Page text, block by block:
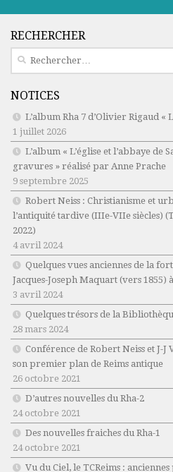
RECHERCHER
Rechercher :
NOTICES
L’album Rha 7 d’Olivier Rigaud «
1 juillet 2026
L’album « L’église et l’abbaye de
gravures » réalisé par Anne Prache
9 septembre 2025
Robert Neiss : Christianisme et
l’antiquité tardive (IIIe-VIIe siècles)
2022)
4 avril 2024
Quelques vues anciennes de la
Jacques-Joseph Maquart (vers 1855)
3 avril 2024
Quelques trésors de la
28 mars 2024
Conférence de Robert Neiss et J-
son premier plan de Reims antique
26 octobre 2021
D’autres nouvelles du Rha-2
24 octobre 2021
Des nouvelles fraiches du Rha-1
24 octobre 2021
Vu du Ciel, le TCReims :